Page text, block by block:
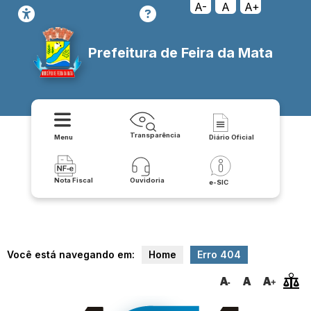
cessoainformacao/sic_servico_de_informacoes_ao_cidadao
A- A A+
Prefeitura de Feira da Mata
Menu Transparência Diário Oficial
Nota Fiscal Ouvidoria e-SIC
Você está navegando em: Home Erro 404